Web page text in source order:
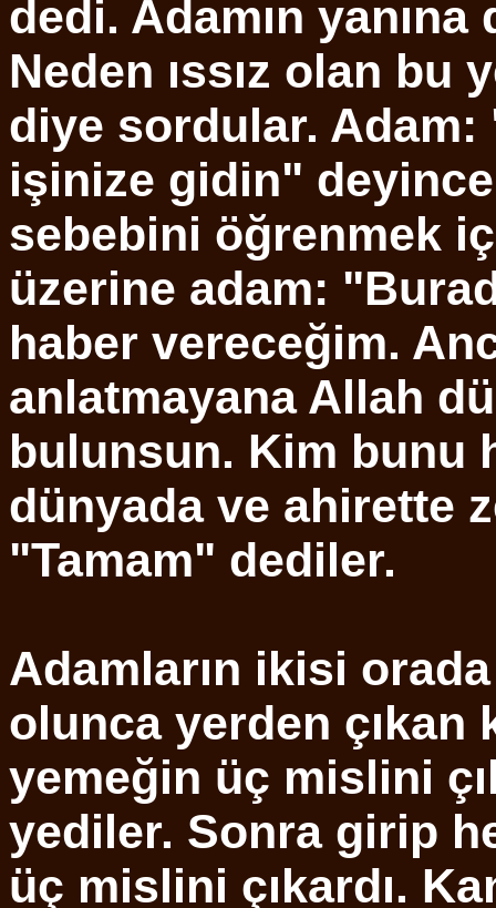
dedi. Adamın
Neden ıssız olan
diye sordular. Adam:
işinize gidin"
sebebini öğrenmek
üzerine adam:
haber vereceğim.
anlatmayana Allah
bulunsun. Kim bunu
dünyada ve ahirette
"Tamam" dediler.
Adamların ikisi
olunca yerden çıkan
yemeğin üç mislini
yediler. Sonra girip
üç mislini çıkardı.